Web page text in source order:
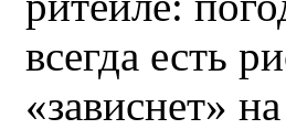
всегда есть
«зависнет»